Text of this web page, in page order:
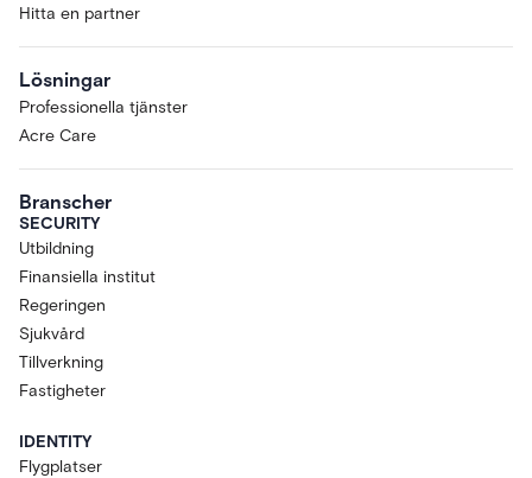
Hitta en partner
Lösningar
Professionella tjänster
Acre Care
Branscher
SECURITY
Utbildning
Finansiella institut
Regeringen
Sjukvård
Tillverkning
Fastigheter
IDENTITY
Flygplatser